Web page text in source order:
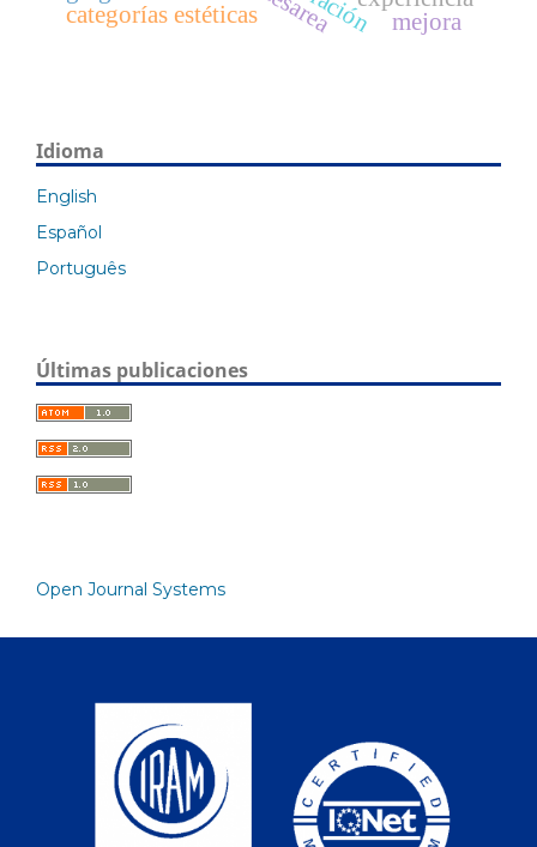
categorías estéticas mejora
Idioma
English
Español
Português
Últimas publicaciones
Open Journal Systems